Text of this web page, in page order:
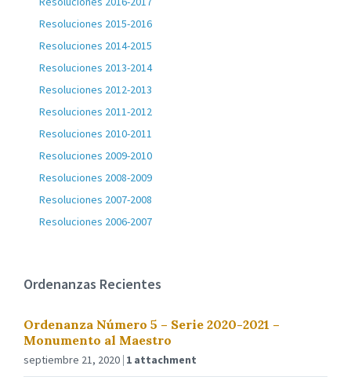
Resoluciones 2015-2016
Resoluciones 2014-2015
Resoluciones 2013-2014
Resoluciones 2012-2013
Resoluciones 2011-2012
Resoluciones 2010-2011
Resoluciones 2009-2010
Resoluciones 2008-2009
Resoluciones 2007-2008
Resoluciones 2006-2007
Ordenanzas Recientes
Ordenanza Número 5 – Serie 2020-2021 –
Monumento al Maestro
septiembre 21, 2020 1 attachment